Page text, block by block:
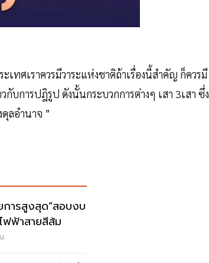
เทศเราควรมีวาระแห่งชาติถ้าเรื่องนี้สำคัญ ก็ควรมี
บการปฎิรูป ดังนั้นกระบวกการต่างๆ เสา 3เสา ซึ่ง
ลอำนาจ ”
การสูงสุด”สอบงบ
ฟฟ้าสายสีส้ม
.